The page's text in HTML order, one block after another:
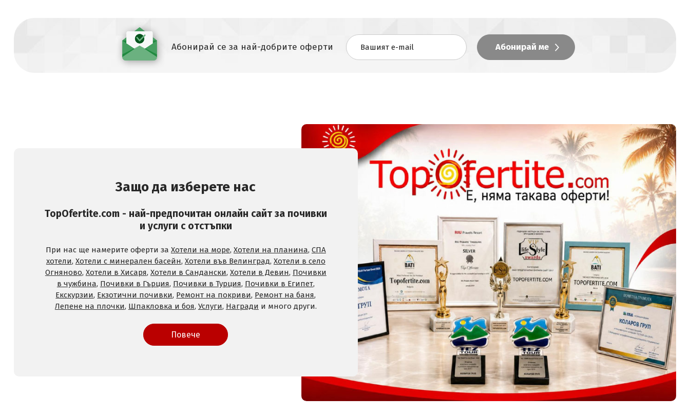
Абонирай се за най-добрите оферти
Защо да изберете нас
TopOfertite.com - най-предпочитан онлайн сайт за почивки
и услуги с отстъпки
При нас ще намерите оферти за Хотели на море, Хотели на планина, СПА
хотели, Хотели с минерален басейн, Хотели във Велинград, Хотели в село
Огняново, Хотели в Хисаря, Хотели в Сандански, Хотели в Девин, Почивки
в чужбина, Почивки в Гърция, Почивки в Турция, Почивки в Египет,
Екскурзии, Екзотични почивки, Ремонт на покриви, Ремонт на баня,
Лепене на плочки, Шпакловка и боя, Услуги, Награди и много други.
Повече